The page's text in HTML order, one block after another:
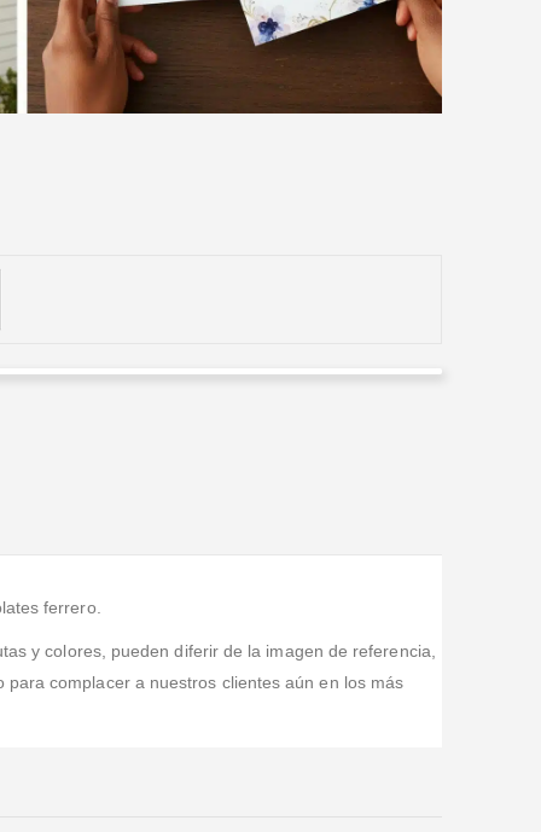
ferrero.
y colores, pueden diferir de la imagen de referencia,
complacer a nuestros clientes aún en los más